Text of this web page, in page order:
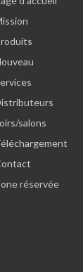
salons
réservée